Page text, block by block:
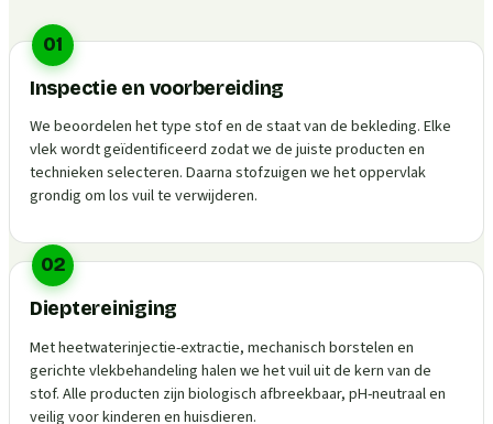
01
Inspectie en voorbereiding
We beoordelen het type stof en de staat van de bekleding. Elke
vlek wordt geïdentificeerd zodat we de juiste producten en
technieken selecteren. Daarna stofzuigen we het oppervlak
grondig om los vuil te verwijderen.
02
Dieptereiniging
Met heetwaterinjectie-extractie, mechanisch borstelen en
gerichte vlekbehandeling halen we het vuil uit de kern van de
stof. Alle producten zijn biologisch afbreekbaar, pH-neutraal en
veilig voor kinderen en huisdieren.